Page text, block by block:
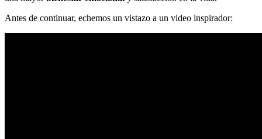
Antes de continuar, echemos un vistazo a un video inspirador: